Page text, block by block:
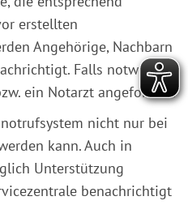
erstellten
Angehörige, Nachbarn
Falls notwendig
ein Notarzt angefordert.
nicht nur bei
kann. Auch in
Unterstützung
benachrichtigt